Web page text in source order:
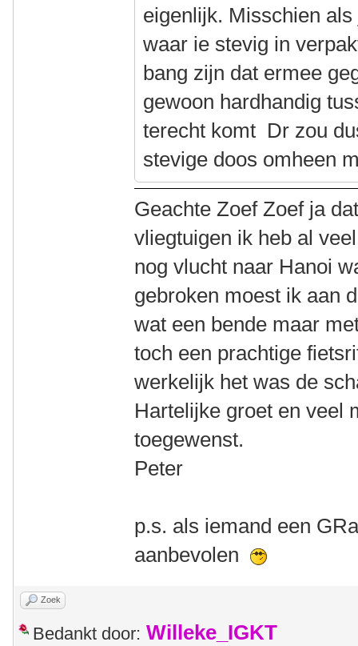
eigenlijk. Misschien
waar ie stevig in
bang zijn dat ermee
gewoon hardhandig
terecht komt Dr zou
stevige doos omheen
Geachte Zoef Zoef ja
vliegtuigen ik heb al
nog vlucht naar Hanoi
gebroken moest ik aan
wat een bende maar
toch een prachtige
werkelijk het was de
Hartelijke groet en veel
toegewenst.
Peter
p.s. als iemand een
aanbevolen
Zoek
Bedankt door: Willeke_IGKT